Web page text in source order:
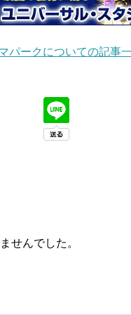
パークについての記事
せんでした。